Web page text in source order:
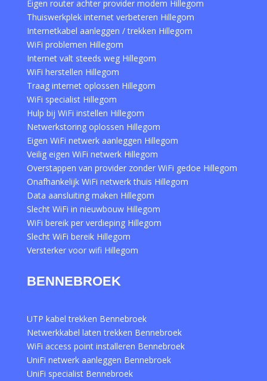
Eigen router achter provider modem Hillegom
Thuiswerkplek internet verbeteren Hillegom
Internetkabel aanleggen / trekken Hillegom
WiFi problemen Hillegom
Internet valt steeds weg Hillegom
WiFi herstellen Hillegom
Traag internet oplossen Hillegom
WiFi specialist Hillegom
Hulp bij WiFi instellen Hillegom
Netwerkstoring oplossen Hillegom
Eigen WiFi netwerk aanleggen Hillegom
Veilig eigen WiFi netwerk Hillegom
Overstappen van provider zonder WiFi gedoe Hillegom
Onafhankelijk WiFi netwerk thuis Hillegom
Data aansluiting maken Hillegom
Slecht WiFi in nieuwbouw Hillegom
WiFi bereik per verdieping Hillegom
Slecht WiFi bereik Hillegom
Versterker voor wifi Hillegom
BENNEBROEK
UTP kabel trekken Bennebroek
Netwerkkabel laten trekken Bennebroek
WiFi access point installeren Bennebroek
UniFi netwerk aanleggen Bennebroek
UniFi specialist Bennebroek